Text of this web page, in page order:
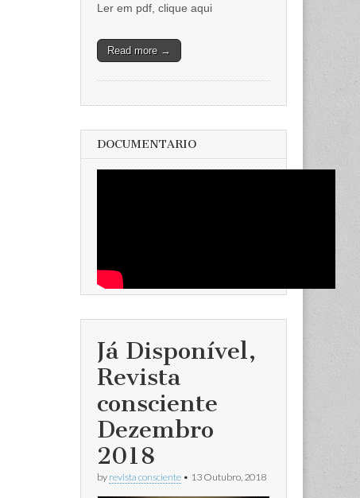
Ler em pdf, clique aqui
Read more →
DOCUMENTARIO
Já Disponível,
Revista
consciente
Dezembro
2018
by revista consciente • 13 Outubro, 2018